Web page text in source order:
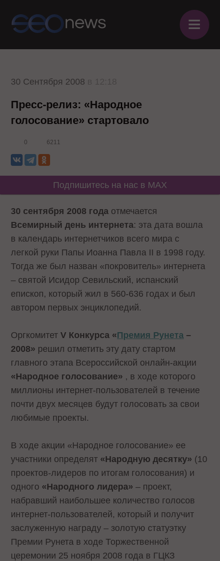
≡
30 Сентября 2008
Пресс-релиз: «Народное
голосование» стартовало
0 6211
Подпишитесь на нас в MAX
30 сентября 2008 года отмечается
Всемирный день интернета: эта дата вошла
в календарь интернетчиков всего мира с
легкой руки Папы Иоанна Павла II в 1998 году.
Тогда же был назван «покровитель» интернета
– святой Исидор Севильский, испанский
епископ, который жил в 560-636 годах и был
автором первых энциклопедий.
ОргкомитетV Конкурса «Премия Рунета –
2008» решил отметить эту дату стартом
главного этапа Всероссийской онлайн-акции
«Народное голосование» , в ходе которого
миллионы интернет-пользователей в течение
почти двух месяцев будут голосовать за свои
любимые проекты.
В ходе акции «Народное голосование» ее
участники определят «Народную десятку» (10
проектов-лидеров по итогам голосования) и
одного «Народного лидера»– проект,
набравший наибольшее количество голосов
интернет-пользователей, который и получит
заслуженную награду – золотую статуэтку
Премии Рунета в ходе Торжественной
церемонии 25 ноября 2008 года в ГЦКЗ